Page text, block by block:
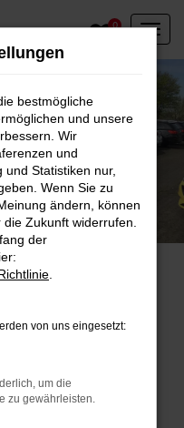
0
Ort
helfen können:
bestmögliche
und unsere
Wir
und
Statistiken nur,
Wenn Sie zu
ändern, können
Zukunft widerrufen.
der
von uns eingesetzt:
um die
zu gewährleisten.